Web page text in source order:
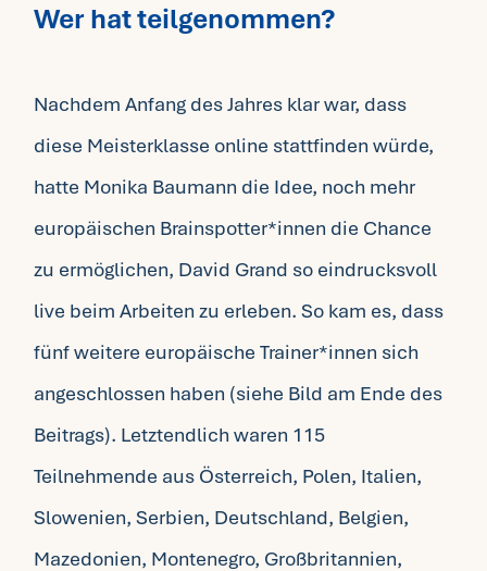
Wer hat teilgenommen?
Nachdem Anfang des Jahres klar war, dass
diese Meisterklasse online stattfinden würde,
hatte Monika Baumann die Idee, noch mehr
europäischen Brainspotter*innen die Chance
zu ermöglichen, David Grand so eindrucksvoll
live beim Arbeiten zu erleben. So kam es, dass
fünf weitere europäische Trainer*innen sich
angeschlossen haben (siehe Bild am Ende des
Beitrags). Letztendlich waren 115
Teilnehmende aus Österreich, Polen, Italien,
Slowenien, Serbien, Deutschland, Belgien,
Mazedonien, Montenegro, Großbritannien,